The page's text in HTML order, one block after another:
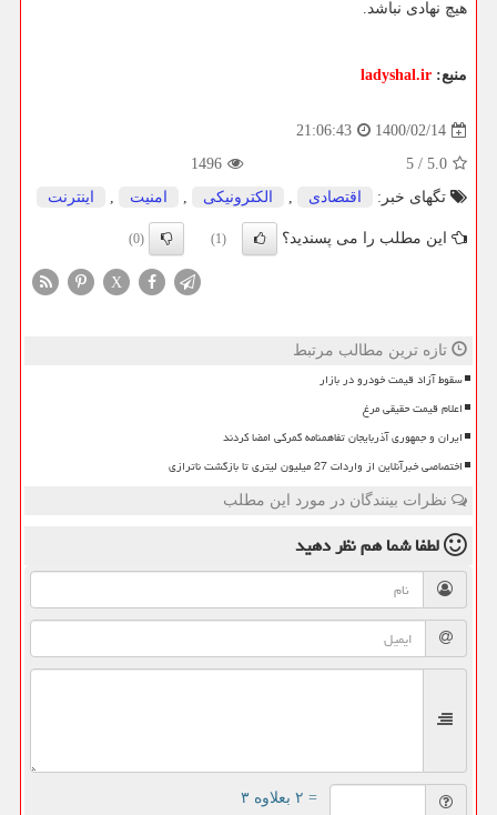
هیچ نهادی نباشد.
منبع: ladyshal.ir
1400/02/14
21:06:43
5.0
/
5
1496
تگهای خبر:
اقتصادی , الكترونیكی , امنیت , اینترنت
این مطلب را می پسندید؟ (1)
(0)
X
تازه ترین مطالب مرتبط
سقوط آزاد قیمت خودرو در بازار
اعلام قیمت حقیقی مرغ
ایران و جمهوری آذربایجان تفاهمنامه گمرکی امضا کردند
اختصاصی خبرآنلاین از واردات 27 میلیون لیتری تا بازگشت ناترازی
نظرات بینندگان در مورد این مطلب
لطفا شما همنظر دهید
= ۲ بعلاوه ۳